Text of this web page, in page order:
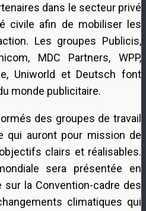
dans le secteur privé
civile afin de mobiliser les
Les groupes Publicis,
MDC Partners, WPP,
Uniworld et Deutsch font
monde publicitaire.
des groupes de travail
qui auront pour mission de
clairs et réalisables.
sera présentée en
sur la Convention-cadre des
climatiques qui